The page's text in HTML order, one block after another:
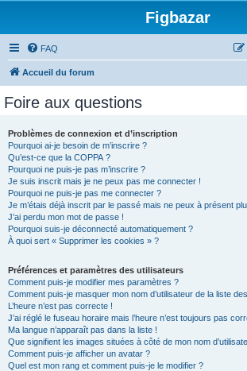
Figbazar
FAQ
Accueil du forum
Foire aux questions
Problèmes de connexion et d’inscription
Pourquoi ai-je besoin de m’inscrire ?
Qu’est-ce que la COPPA ?
Pourquoi ne puis-je pas m’inscrire ?
Je suis inscrit mais je ne peux pas me connecter !
Pourquoi ne puis-je pas me connecter ?
Je m’étais déjà inscrit par le passé mais ne peux à présent
J’ai perdu mon mot de passe !
Pourquoi suis-je déconnecté automatiquement ?
À quoi sert « Supprimer les cookies » ?
Préférences et paramètres des utilisateurs
Comment puis-je modifier mes paramètres ?
Comment puis-je masquer mon nom d’utilisateur de la liste
L’heure n’est pas correcte !
J’ai réglé le fuseau horaire mais l’heure n’est toujours pas
Ma langue n’apparaît pas dans la liste !
Que signifient les images situées à côté de mon nom
Comment puis-je afficher un avatar ?
Quel est mon rang et comment puis-je le modifier ?